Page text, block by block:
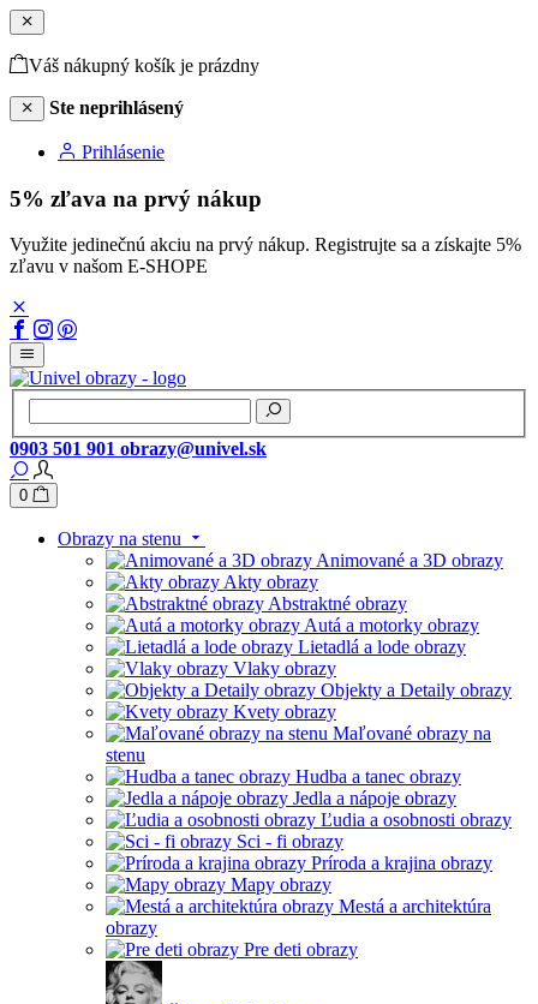
Váš nákupný košík je prázdny
Ste neprihlásený
Prihlásenie
5% zľava na prvý nákup
Využite jedinečnú akciu na prvý nákup. Registrujte sa a získajte 5%
zľavu v našom E-SHOPE
0903 501 901 obrazy@univel.sk
0
Obrazy na stenu
Animované a 3D obrazy
Akty obrazy
Abstraktné obrazy
Autá a motorky obrazy
Lietadlá a lode obrazy
Vlaky obrazy
Objekty a Detaily obrazy
Kvety obrazy
Maľované obrazy na
stenu
Hudba a tanec obrazy
Jedla a nápoje obrazy
Ľudia a osobnosti obrazy
Sci - fi obrazy
Príroda a krajina obrazy
Mapy obrazy
Mestá a architektúra
obrazy
Pre deti obrazy